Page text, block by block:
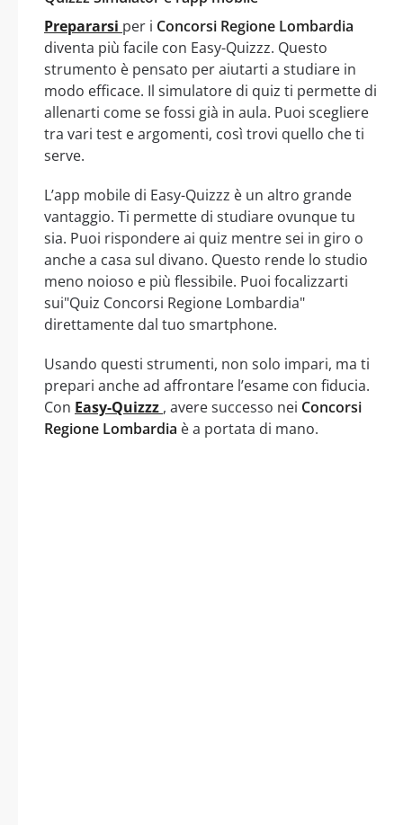
Prepararsi per i Concorsi Regione Lombardia
diventa più facile con Easy-Quizzz. Questo
strumento è pensato per aiutarti a studiare in
modo efficace. Il simulatore di quiz ti permette di
allenarti come se fossi già in aula. Puoi scegliere
tra vari test e argomenti, così trovi quello che ti
serve.
L’app mobile di Easy-Quizzz è un altro grande
vantaggio. Ti permette di studiare ovunque tu
sia. Puoi rispondere ai quiz mentre sei in giro o
anche a casa sul divano. Questo rende lo studio
meno noioso e più flessibile. Puoi focalizzarti
sui"Quiz Concorsi Regione Lombardia"
direttamente dal tuo smartphone.
Usando questi strumenti, non solo impari, ma ti
prepari anche ad affrontare l’esame con fiducia.
Con Easy-Quizzz , avere successo nei Concorsi
Regione Lombardia è a portata di mano.